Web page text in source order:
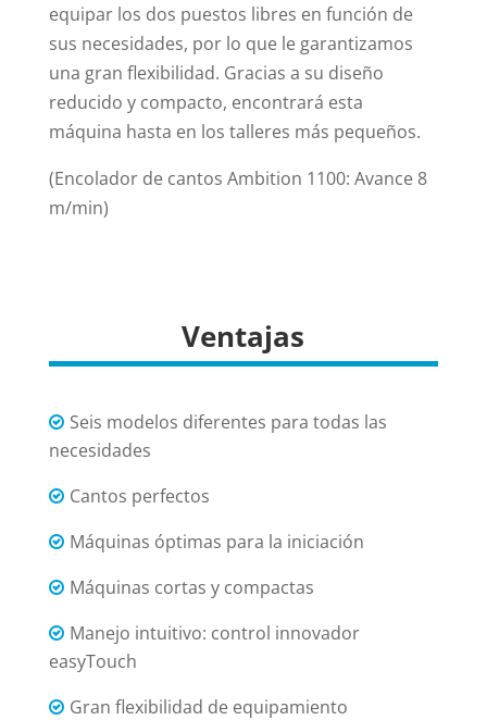
equipar los dos puestos libres en función de
sus necesidades, por lo que le garantizamos
una gran flexibilidad. Gracias a su diseño
reducido y compacto, encontrará esta
máquina hasta en los talleres más pequeños.
(Encolador de cantos Ambition 1100: Avance 8
m/min)
Ventajas
Seis modelos diferentes para todas las
necesidades
Cantos perfectos
Máquinas óptimas para la iniciación
Máquinas cortas y compactas
Manejo intuitivo: control innovador
easyTouch
Gran flexibilidad de equipamiento